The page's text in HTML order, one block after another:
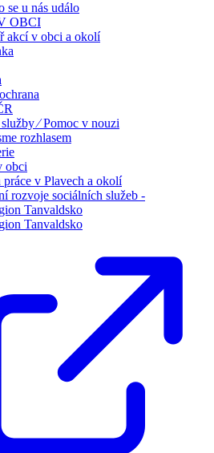
se u nás událo
OBCI
akcí v obci a okolí
⁄ Pomoc v nouzi
rozhlasem
obci
práce v Plavech a okolí
rozvoje sociálních služeb -
Tanvaldsko
Tanvaldsko